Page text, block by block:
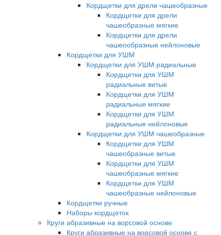
Кордщетки для дрели чашеобразные
Кордщетки для дрели
чашеобразные мягкие
Кордщетки для дрели
чашеообразные нейлоновые
Кордщетки для УШМ
Кордщетки для УШМ радиальные
Кордщетки для УШМ
радиальные витые
Кордщетки для УШМ
радиальные мягкие
Кордщетки для УШМ
радиальные нейлоновые
Кордщетки для УШМ чашеобразные
Кордщетки для УШМ
чашеобразные витые
Кордщетки для УШМ
чашеобразные мягкие
Кордщетки для УШМ
чашеобразные нейлоновые
Кордщетки ручные
Наборы кордщеток
Круги абразивные на ворсовой основе
Круги абразивные на ворсовой основе с